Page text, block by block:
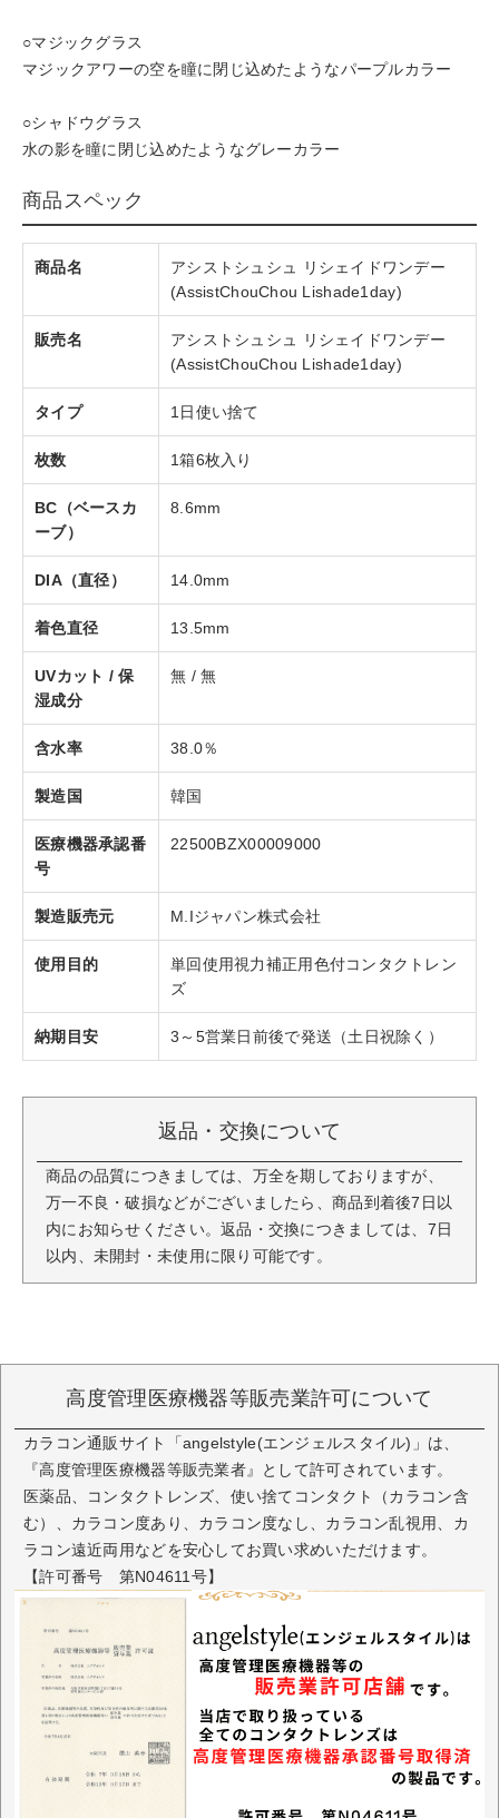
○マジックグラス
マジックアワーの空を瞳に閉じ込めたようなパープルカラー
○シャドウグラス
水の影を瞳に閉じ込めたようなグレーカラー
商品スペック
商品名
アシストシュシュ リシェイドワンデー
(AssistChouChou Lishade1day)
販売名
アシストシュシュ リシェイドワンデー
(AssistChouChou Lishade1day)
タイプ 1日使い捨て
枚数 1箱6枚入り
BC（ベースカ
ーブ）
8.6mm
DIA（直径） 14.0mm
着色直径 13.5mm
UVカット / 保
湿成分
無 / 無
含水率 38.0％
製造国 韓国
医療機器承認番
号
22500BZX00009000
製造販売元 M.Iジャパン株式会社
使用目的
単回使用視力補正用色付コンタクトレン
ズ
納期目安 3～5営業日前後で発送（土日祝除く）
返品・交換について
商品の品質につきましては、万全を期しておりますが、
万一不良・破損などがございましたら、商品到着後7日以
内にお知らせください。返品・交換につきましては、7日
以内、未開封・未使用に限り可能です。
高度管理医療機器等販売業許可について
カラコン通販サイト「angelstyle(エンジェルスタイル)」は、
『高度管理医療機器等販売業者』として許可されています。
医薬品、コンタクトレンズ、使い捨てコンタクト（カラコン含
む）、カラコン度あり、カラコン度なし、カラコン乱視用、カ
ラコン遠近両用などを安心してお買い求めいただけます。
【許可番号 第N04611号】